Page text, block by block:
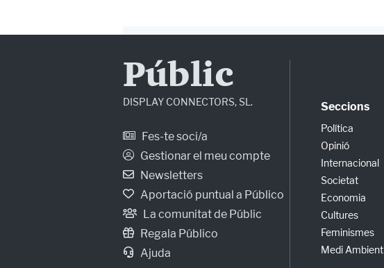
Públic
DISPLAY CONNECTORS, SL.
Fes-te soci/a
Gestionar el meu compte
Newsletters
Aportació puntual a Público
La comunitat de Públic
Regala Público
Ajuda
Seccions
Política
Opinió
Internacional
Societat
Economia
Cultures
Feminismes
Medi Ambient